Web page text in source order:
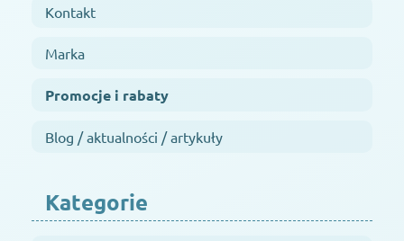
Kontakt
Marka
Promocje i rabaty
Blog / aktualności / artykuły
Kategorie